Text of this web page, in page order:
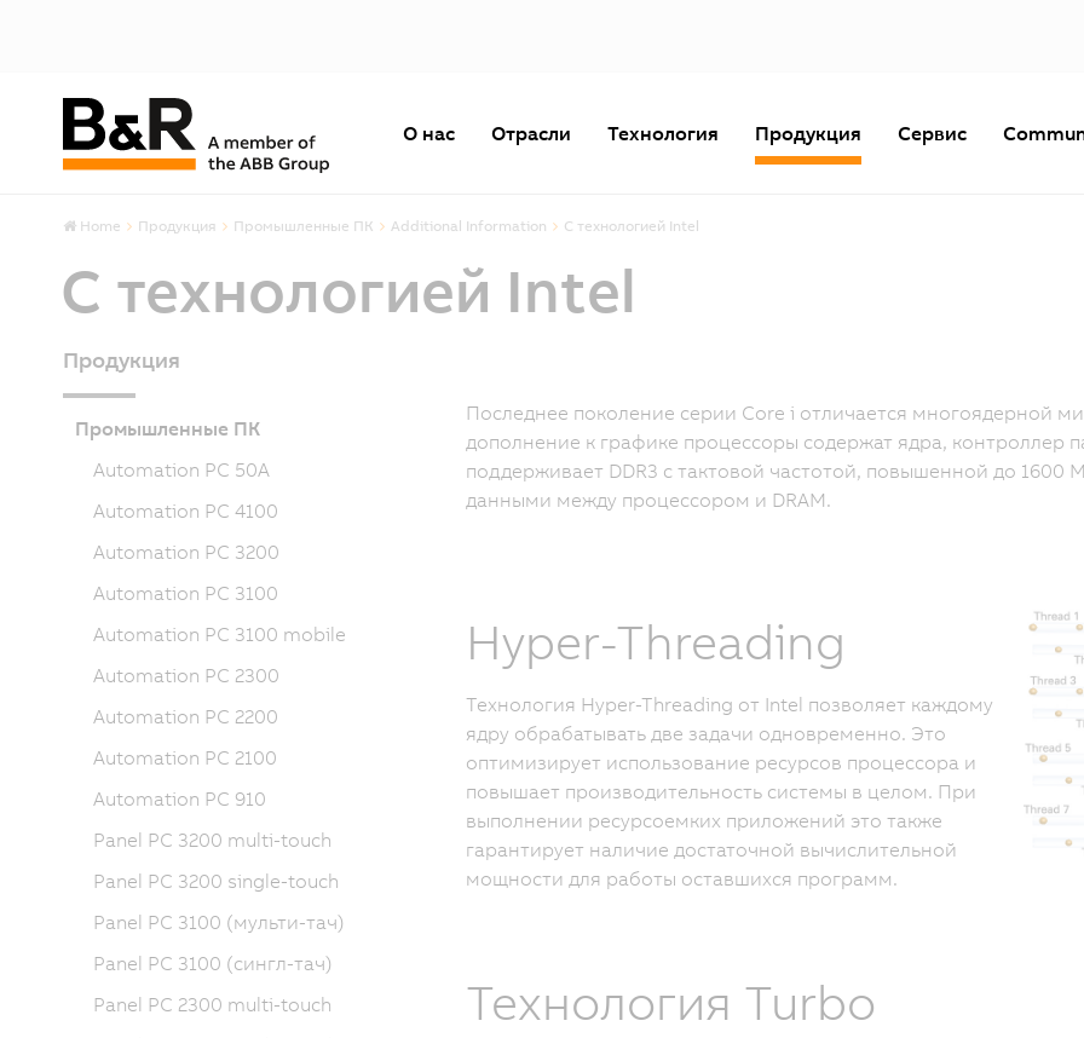
О нас Отрасли Технология Продукция Сервис
Home Продукция Промышленные ПК Additional Information С технологией Intel
С технологией Intel
Последнее поколение серии Core i отличается многоядерной
дополнение к графике процессоры содержат ядра, контроллер
поддерживает DDR3 с тактовой частотой, повышенной до
данными между процессором и DRAM.
Hyper-Threading
Технология Hyper-Threading от Intel позволяет каждому
ядру обрабатывать две задачи одновременно. Это
оптимизирует использование ресурсов процессора и
повышает производительность системы в целом. При
выполнении ресурсоемких приложений это также
гарантирует наличие достаточной вычислительной
мощности для работы оставшихся программ.
Технология Turbo
Продукция
Промышленные ПК
Automation PC 50A
Automation PC 4100
Automation PC 3200
Automation PC 3100
Automation PC 3100 mobile
Automation PC 2300
Automation PC 2200
Automation PC 2100
Automation PC 910
Panel PC 3200 multi-touch
Panel PC 3200 single-touch
Panel PC 3100 (мульти-тач)
Panel PC 3100 (сингл-тач)
Panel PC 2300 multi-touch